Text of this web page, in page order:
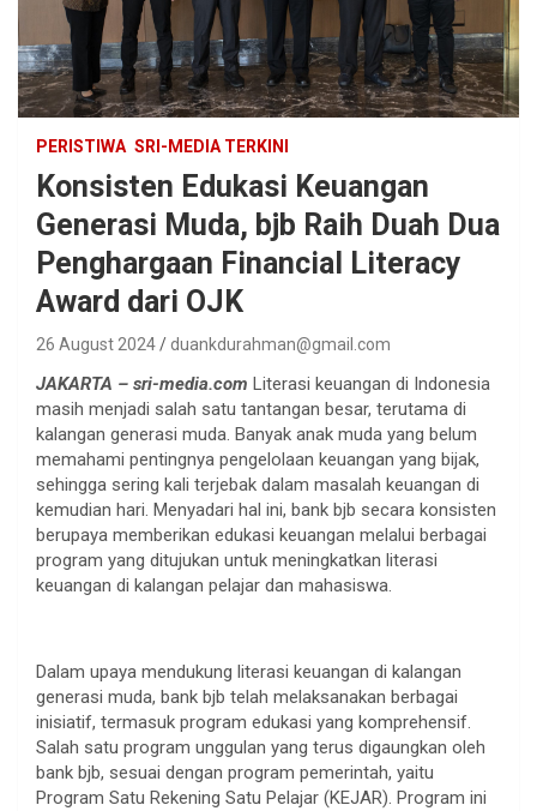
PERISTIWA SRI-MEDIA TERKINI
Konsisten Edukasi Keuangan
Generasi Muda, bjb Raih Duah Dua
Penghargaan Financial Literacy
Award dari OJK
26 August 2024 duankdurahman@gmail.com
JAKARTA – sri-media.com Literasi keuangan di Indonesia
masih menjadi salah satu tantangan besar, terutama di
kalangan generasi muda. Banyak anak muda yang belum
memahami pentingnya pengelolaan keuangan yang bijak,
sehingga sering kali terjebak dalam masalah keuangan di
kemudian hari. Menyadari hal ini, bank bjb secara konsisten
berupaya memberikan edukasi keuangan melalui berbagai
program yang ditujukan untuk meningkatkan literasi
keuangan di kalangan pelajar dan mahasiswa.
Dalam upaya mendukung literasi keuangan di kalangan
generasi muda, bank bjb telah melaksanakan berbagai
inisiatif, termasuk program edukasi yang komprehensif.
Salah satu program unggulan yang terus digaungkan oleh
bank bjb, sesuai dengan program pemerintah, yaitu
Program Satu Rekening Satu Pelajar (KEJAR). Program ini